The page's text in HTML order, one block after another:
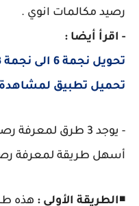
رصيد مكالمات انوي .
- اقرأ أيضا :
تحويل نجمة 6 الى نجمة 3 انوي
تحميل تطبيق لمشاهدة
- يوجد 3 طرق
أسهل طريقة لمعرفة
◾الطريقة الأولى : هذه